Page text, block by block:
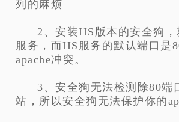
列的麻烦
2、安装IIS版本的安全狗
服务，而IIS服务的默认端口是
apache冲突。
3、安全狗无法检测除80端
站，所以安全狗无法保护你的